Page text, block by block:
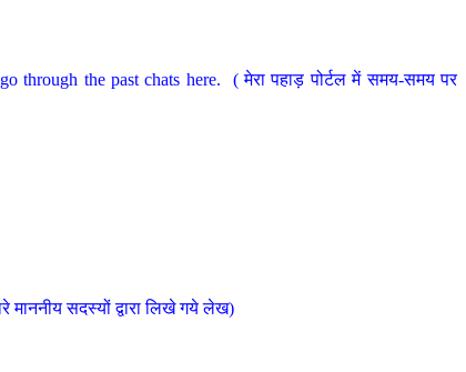
through the past chats here. ( मेरा पहाड़ पोर्टल में समय-समय पर
सदस्यों द्वारा लिखे गये लेख)